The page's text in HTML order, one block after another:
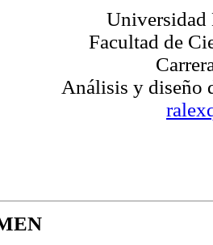
Universidad
Facultad de
Análisis y diseño